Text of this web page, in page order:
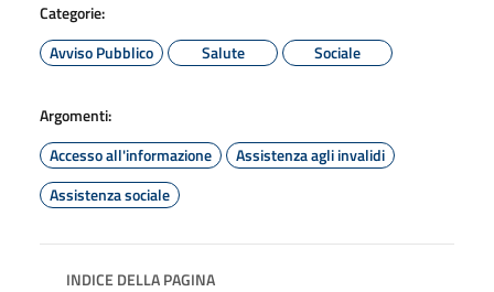
Categorie:
Avviso Pubblico
Salute Sociale
Argomenti:
Accesso all'informazione
Assistenza agli invalidi
Assistenza sociale
INDICE DELLA PAGINA